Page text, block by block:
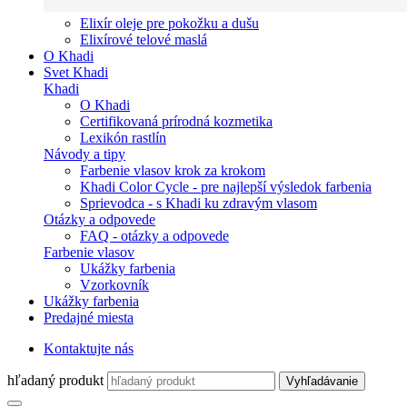
Elixír oleje pre pokožku a dušu
Elixírové telové maslá
O Khadi
Svet Khadi
Khadi
O Khadi
Certifikovaná prírodná kozmetika
Lexikón rastlín
Návody a tipy
Farbenie vlasov krok za krokom
Khadi Color Cycle - pre najlepší výsledok farbenia
Sprievodca - s Khadi ku zdravým vlasom
Otázky a odpovede
FAQ - otázky a odpovede
Farbenie vlasov
Ukážky farbenia
Vzorkovník
Ukážky farbenia
Predajné miesta
Kontaktujte nás
hľadaný produkt Vyhľadávanie